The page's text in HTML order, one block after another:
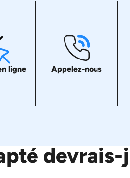
ligne Appelez-nous